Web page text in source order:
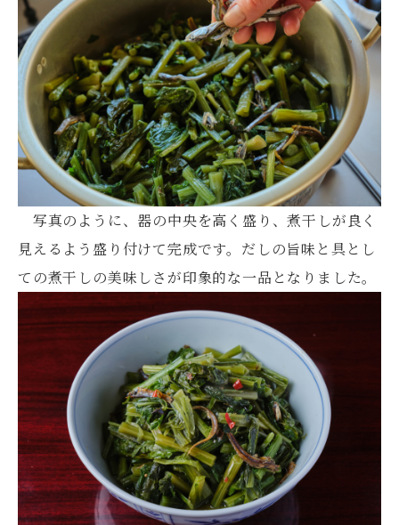
写真のように、器の中央を高く盛り、煮干しが良く
見えるよう盛り付けて完成です。だしの旨味と具とし
ての煮干しの美味しさが印象的な一品となりました。